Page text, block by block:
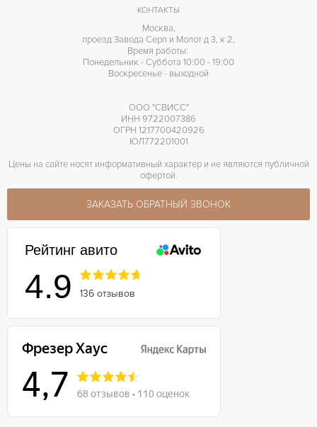
КОНТАКТЫ
Москва,
проезд Завода Серп и Молот д 3, к 2,
Время работы:
Понедельник - Суббота 10:00 - 19:00
Воскресенье - выходной
ООО "СВИСС"
ИНН 9722007386
ОГРН 1217700420926
ЮЛ772201001
Цены на сайте носят информативный характер и не являются публичной
офертой.
ЗАКАЗАТЬ ОБРАТНЫЙ ЗВОНОК
Рейтинг авито
4.9 136 отзывов